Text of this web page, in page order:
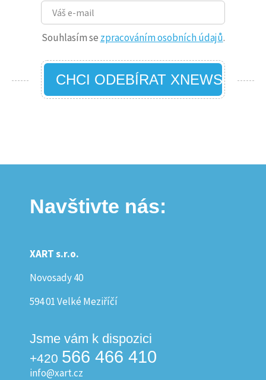
Souhlasím se zpracováním osobních údajů.
CHCI ODEBÍRAT XNEWS
Navštivte nás:
XART s.r.o.
Novosady 40
594 01 Velké Meziříčí
Jsme vám k dispozici
+420 566 466 410
info@xart.cz